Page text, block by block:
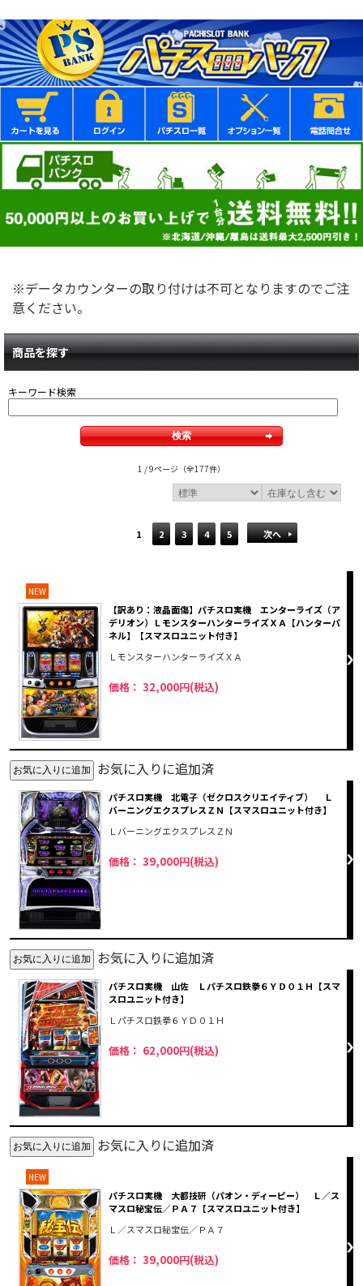
※データカウンターの取り付けは不可となりますのでご注
意ください。
商品を探す
キーワード検索
1 / 9ページ （全177件）
1 2 3 4 5 次へ
NEW
【訳あり：液晶面傷】パチスロ実機 エンターライズ（ア
デリオン）ＬモンスターハンターライズＸＡ【ハンターパ
ネル】【スマスロユニット付き】
ＬモンスターハンターライズＸＡ
価格： 32,000円(税込)
お気に入りに追加済
パチスロ実機 北電子（ゼクロスクリエイティブ） Ｌ
バーニングエクスプレスＺＮ【スマスロユニット付き】
ＬバーニングエクスプレスＺＮ
価格： 39,000円(税込)
お気に入りに追加済
パチスロ実機 山佐 Ｌパチスロ鉄拳６ＹＤ０１Ｈ【スマ
スロユニット付き】
Ｌパチスロ鉄拳６ＹＤ０１Ｈ
価格： 62,000円(税込)
お気に入りに追加済
NEW
パチスロ実機 大都技研（パオン・ディーピー） Ｌ／ス
マスロ秘宝伝／ＰＡ７【スマスロユニット付き】
Ｌ／スマスロ秘宝伝／ＰＡ７
価格： 39,000円(税込)